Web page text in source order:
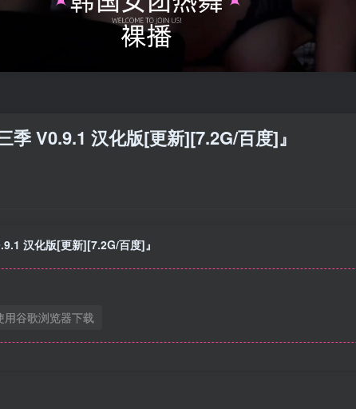
V0.9.1 汉化版[更新][7.2G/百度]』
汉化版[更新][7.2G/百度]』
用谷歌浏览器下载